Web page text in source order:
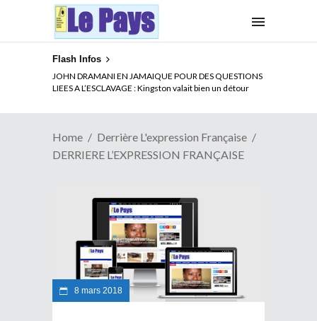
Flash Infos
JOHN DRAMANI EN JAMAIQUE POUR DES QUESTIONS
LIEES A L’ESCLAVAGE : Kingston valait bien un détour
ELECTION DE TALON A LA TETE DU SENAT BENINOIS :
Quand Patrice quitte le pouvoir sans partir !
Home
Derrière L'expression Française
DERRIERE L’EXPRESSION FRANÇAISE
8 mars 2018